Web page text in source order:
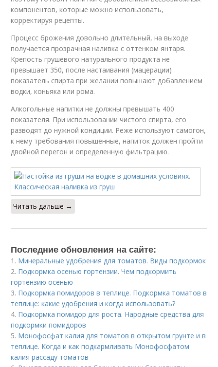
компонентов, которые можно использовать,
корректируя рецепты.
Процесс брожения довольно длительный, на выходе
получается прозрачная наливка с оттенком янтаря.
Крепость грушевого натурального продукта не
превышает 350, после настаивания (мацерации)
показатель спирта при желании повышают добавлением
водки, коньяка или рома.
Алкогольные напитки не должны превышать 400
показателя. При использовании чистого спирта, его
разводят до нужной кондиции. Реже используют самогон,
к нему требования повышенные, напиток должен пройти
двойной перегон и определенную фильтрацию.
Читать дальше →
Последние обновления на сайте:
1. Минеральные удобрения для томатов. Виды подкормок
2. Подкормка осенью гортензии. Чем подкормить
гортензию осенью
3. Подкормка помидоров в теплице. Подкормка томатов в
теплице: какие удобрения и когда использовать?
4. Подкормка помидор для роста. Народные средства для
подкормки помидоров
5. Монофосфат калия для томатов в открытом грунте и в
теплице. Когда и как подкармливать Монофосфатом
калия рассаду томатов